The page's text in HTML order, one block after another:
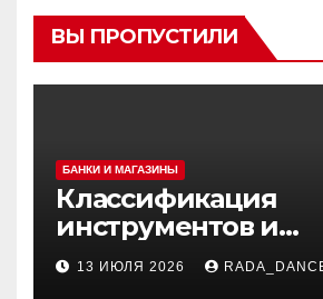
ВЫ ПРОПУСТИЛИ
БАНКИ И МАГАЗИНЫ
Классификация
инструментов и
аксессуаров для
и педикюра
13 ИЮЛЯ 2026